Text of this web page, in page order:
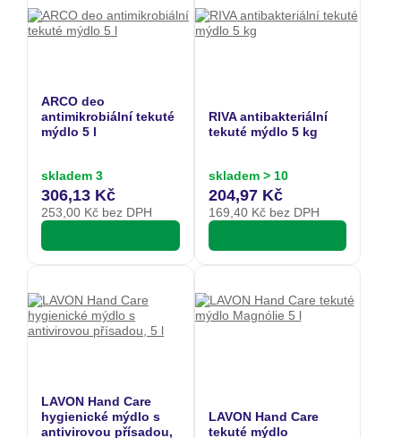
ARCO deo
antimikrobiální tekuté
mýdlo 5 l
skladem 3
306,13 Kč
253,00 Kč bez DPH
RIVA antibakteriální
tekuté mýdlo 5 kg
skladem > 10
204,97 Kč
169,40Kč bez DPH
LAVON Hand Care
hygienické mýdlo s
antivirovou přísadou,
LAVON Hand Care
tekuté mýdlo